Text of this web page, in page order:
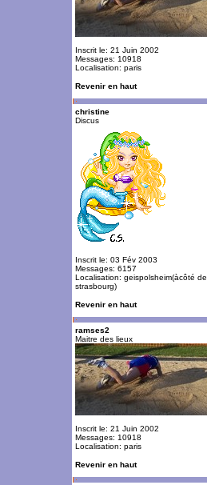
Inscrit le: 21 Juin 2002
Messages: 10918
Localisation: paris
Revenir en haut
christine
Discus
Inscrit le: 03 Fév 2003
Messages: 6157
Localisation: geispolsheim(àcôté de
strasbourg)
Revenir en haut
ramses2
Maitre des lieux
Inscrit le: 21 Juin 2002
Messages: 10918
Localisation: paris
Revenir en haut